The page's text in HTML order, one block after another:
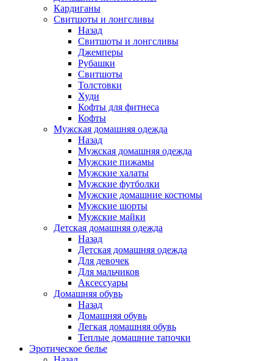
Кардиганы
Свитшоты и лонгсливы
Назад
Свитшоты и лонгсливы
Джемперы
Рубашки
Свитшоты
Толстовки
Худи
Кофты для фитнеса
Кофты
Мужская домашняя одежда
Назад
Мужская домашняя одежда
Мужские пижамы
Мужские халаты
Мужские футболки
Мужские домашние костюмы
Мужские шорты
Мужские майки
Детская домашняя одежда
Назад
Детская домашняя одежда
Для девочек
Для мальчиков
Аксессуары
Домашняя обувь
Назад
Домашняя обувь
Легкая домашняя обувь
Теплые домашние тапочки
Эротическое белье